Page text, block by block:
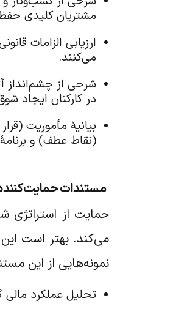
مشتریان کلیدی
ارزیابی الزامات
می‌کنند.
شرحی از چشم‌انداز
در کارکنان ایجاد
بیانیۀ مأموریت
(نقاط عطف) و
مستندات
حمایت از
می‌کند. بهتر است
نمونه‌هایی از این
تحلیل عملکرد